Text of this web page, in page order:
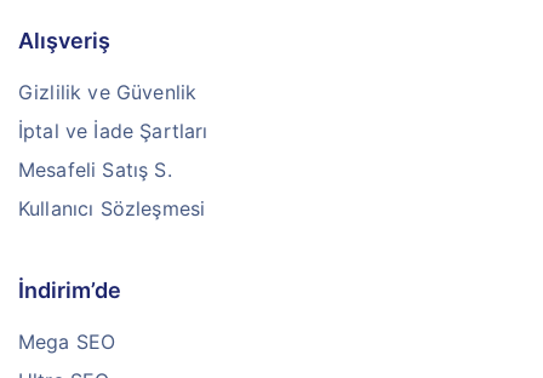
Alışveriş
Gizlilik ve Güvenlik
İptal ve İade Şartları
Mesafeli Satış S.
Kullanıcı Sözleşmesi
İndirim’de
Mega SEO